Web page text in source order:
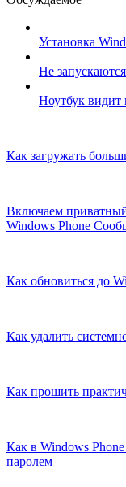
Установка
Не
Ноутбук видит
Как загружать
Включаем
Windows Phone
Как обновиться до
Как удалить
Как прошить
Как в Windows
паролем